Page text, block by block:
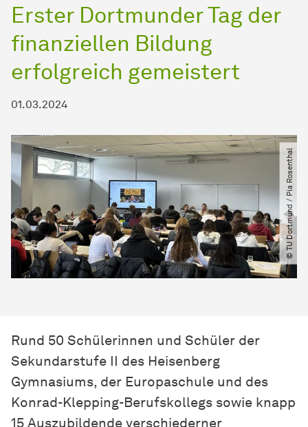
Erster Dortmunder Tag der
finanziellen Bildung
erfolgreich gemeistert
01.03.2024
© TU Dortmund ​/​ Pia Rosenthal
Rund 50 Schülerinnen und Schüler der
Sekundarstufe II des Heisenberg
Gymnasiums, der Europaschule und des
Konrad-Klepping-Berufskollegs sowie knapp
15 Auszubildende verschiederner